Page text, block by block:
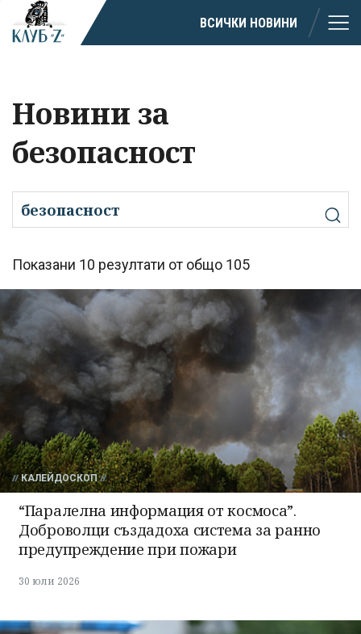
ВСИЧКИ НОВИНИ
Новини за
безопасност
Показани 10 резултати от общо 105
КАЛЕЙДОСКОП
“Паралелна информация от космоса”.
Доброволци създадоха система за ранно
предупреждение при пожари
30 юли 2026